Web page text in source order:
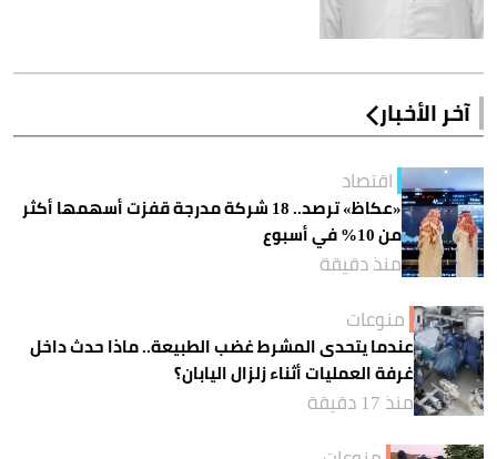
آخر الأخبار
اقتصاد
«عكاظ» ترصد.. 18 شركة مدرجة قفزت أسهمها أكثر
من 10% في أسبوع
منذ دقيقة
منوعات
عندما يتحدى المشرط غضب الطبيعة.. ماذا حدث داخل
غرفة العمليات أثناء زلزال اليابان؟
منذ 17 دقيقة